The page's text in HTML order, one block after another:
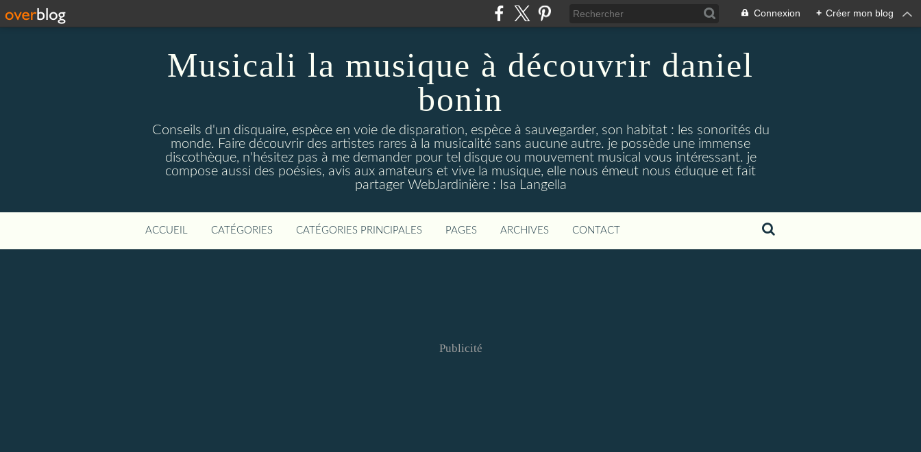
Connexion + Créer mon blog
Musicali la musique à découvrir daniel
bonin
Conseils d'un disquaire, espèce en voie de disparation, espèce à sauvegarder, son habitat : les sonorités du
monde. Faire découvrir des artistes rares à la musicalité sans aucune autre. je possède une immense
discothèque, n'hésitez pas à me demander pour tel disque ou mouvement musical vous intéressant. je
compose aussi des poésies, avis aux amateurs et vive la musique, elle nous émeut nous éduque et fait
partager WebJardinière : Isa Langella
ACCUEIL CATÉGORIES CATÉGORIES PRINCIPALES PAGES ARCHIVES CONTACT
Publicité